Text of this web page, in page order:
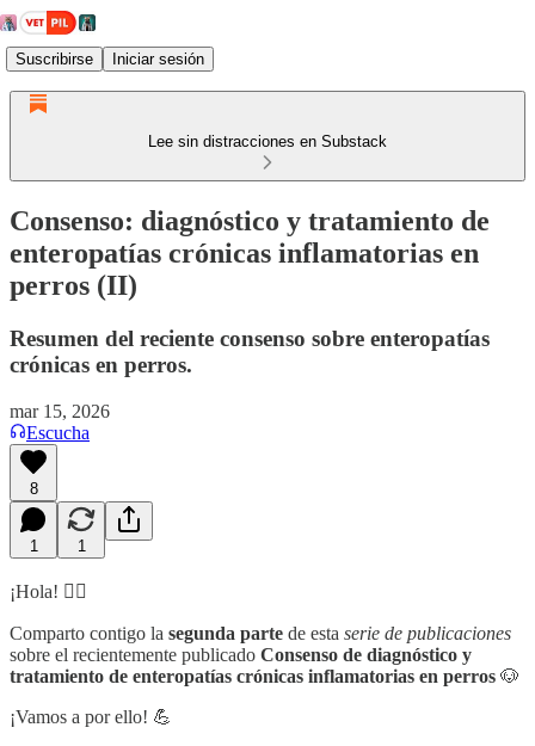
Suscribirse Iniciar sesión
Lee sin distracciones en Substack
Consenso: diagnóstico y tratamiento de
enteropatías crónicas inflamatorias en
perros (II)
Resumen del reciente consenso sobre enteropatías
crónicas en perros.
mar 15, 2026
Escucha
8
1 1
¡Hola! 🙋‍♂️
Comparto contigo la segunda parte de esta serie de publicaciones
sobre el recientemente publicado Consenso de diagnóstico y
tratamiento de enteropatías crónicas inflamatorias en perros 🐶
¡Vamos a por ello! 💪